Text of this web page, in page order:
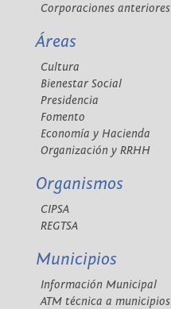
Corporaciones anteriores
Áreas
Cultura
Bienestar Social
Presidencia
Fomento
Economía y Hacienda
Organización y RRHH
Organismos
CIPSA
REGTSA
Municipios
Información Municipal
ATM técnica a municipios